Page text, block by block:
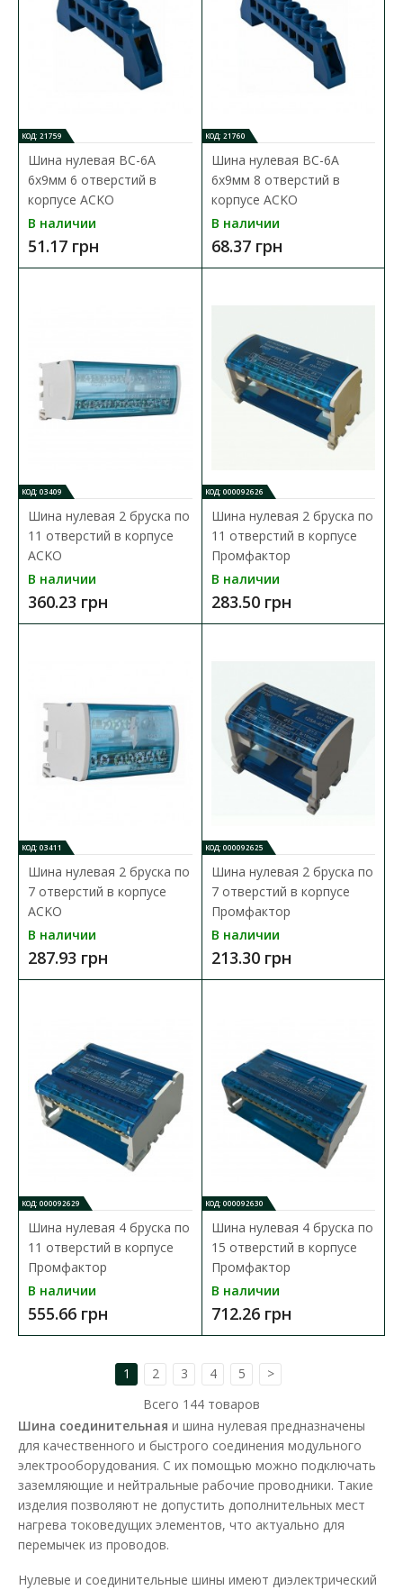
Шина нулевая BC-515 6x9мм 15 отверстий с
Шина нулевая BC предназначена для электрического и
механического соединения нулевых рабочих и защитн..
87.65 грн
В сравнения
В закладки
Шина нулевая SP 6x9мм 12 отверстий с
изолятором SEZ зеленая
Доступность: В наличии
механического соединения нулевых рабочих и защитн..
112.36 грн
В закладки
КОД: 21759
Шина нулевая BC-6А
6x9мм 6 отверстий в
корпусе ACKO
В наличии
51.17 грн
КОД: 21760
Шина нулевая BC-6А
6x9мм 8 отверстий в
корпусе ACKO
В наличии
68.37 грн
КОД: 03409
Шина нулевая 2 бруска по
11 отверстий в корпусе
ACKO
В наличии
360.23 грн
КОД: 000092626
Шина нулевая 2 бруска по
11 отверстий в корпусе
Промфактор
В наличии
283.50 грн
КОД: 03411
Шина нулевая 2 бруска по
7 отверстий в корпусе
ACKO
В наличии
287.93 грн
КОД: 000092625
Шина нулевая 2 бруска по
7 отверстий в корпусе
Промфактор
В наличии
213.30 грн
КОД: 000092629
Шина нулевая 4 бруска по
11 отверстий в корпусе
Промфактор
В наличии
555.66 грн
КОД: 000092630
Шина нулевая 4 бруска по
15 отверстий в корпусе
Промфактор
В наличии
712.26 грн
1 2 3 4 5
>
Всего 144 товаров
Шина соединительная и шина нулевая предназначены
для качественного и быстрого соединения модульного
электрооборудования. С их помощью можно подключать
заземляющие и нейтральные рабочие проводники. Такие
изделия позволяют не допустить дополнительных мест
нагрева токоведущих элементов, что актуально для
перемычек из проводов.
Нулевые и соединительные шины имеют диэлектрический